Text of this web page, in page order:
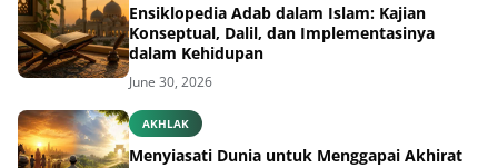
Ensiklopedia Adab dalam Islam: Kajian
Konseptual, Dalil, dan Implementasinya
dalam Kehidupan
June 30, 2026
AKHLAK
Menyiasati Dunia untuk Menggapai Akhirat